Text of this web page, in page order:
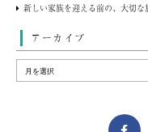
新しい家族を迎える前の、大切な
アーカイブ